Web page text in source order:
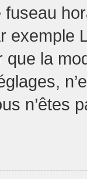
fuseau
exemple
que la
n’êtes